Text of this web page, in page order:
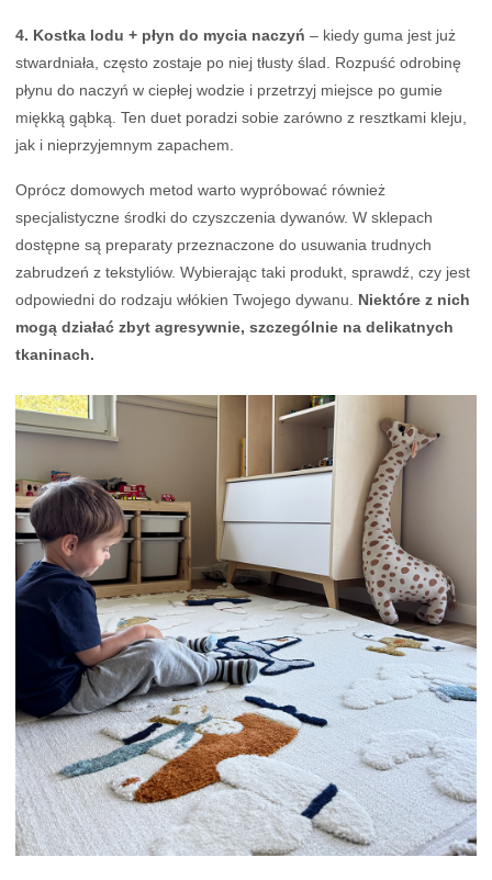
4. Kostka lodu + płyn do mycia naczyń – kiedy guma jest już
stwardniała, często zostaje po niej tłusty ślad. Rozpuść odrobinę
płynu do naczyń w ciepłej wodzie i przetrzyj miejsce po gumie
miękką gąbką. Ten duet poradzi sobie zarówno z resztkami kleju,
jak i nieprzyjemnym zapachem.
Oprócz domowych metod warto wypróbować również
specjalistyczne środki do czyszczenia dywanów. W sklepach
dostępne są preparaty przeznaczone do usuwania trudnych
zabrudzeń z tekstyliów. Wybierając taki produkt, sprawdź, czy jest
odpowiedni do rodzaju włókien Twojego dywanu. Niektóre z nich
mogą działać zbyt agresywnie, szczególnie na delikatnych
tkaninach.